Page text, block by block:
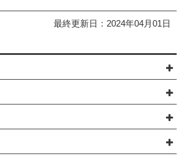
最終更新日：2024年04月01日